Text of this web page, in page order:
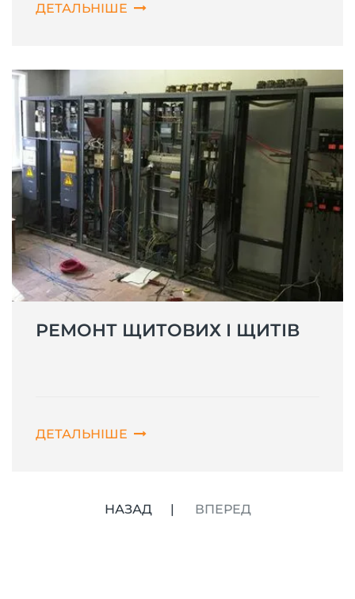
ДЕТАЛЬНІШЕ
РЕМОНТ ЩИТОВИХ І ЩИТІВ
ДЕТАЛЬНІШЕ
НАЗАД ВПЕРЕД